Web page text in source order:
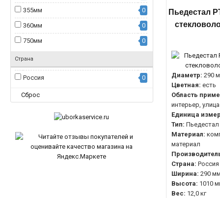
355мм 0
360мм 0
750мм 0
Страна
Россия 0
Сброс
Пьедестал
Диаметр: 290
Цветная: есть
Область
интерьер, улица
Единица
Тип: Пьедестал
Материал:
материал
Страна: Россия
Ширина: 290
Высота: 1010
Вес: 12,0 кг